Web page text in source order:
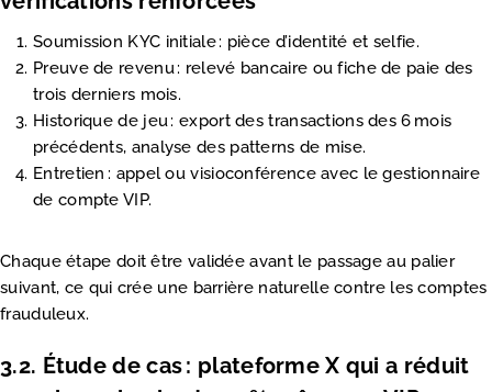
Soumission KYC initiale : pièce d’identité et selfie.
Preuve de revenu : relevé bancaire ou fiche de paie des
trois derniers mois.
Historique de jeu : export des transactions des 6 mois
précédents, analyse des patterns de mise.
Entretien : appel ou visioconférence avec le gestionnaire
de compte VIP.
Chaque étape doit être validée avant le passage au palier
suivant, ce qui crée une barrière naturelle contre les comptes
frauduleux.
3.2. Étude de cas : plateforme X qui a réduit